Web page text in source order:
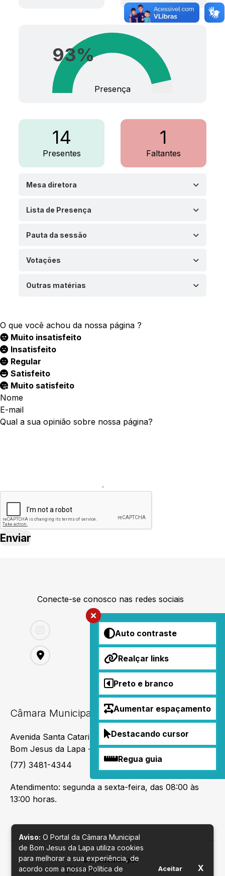
Auto contraste
Realçar links
Preto e branco
Aumentar espaçamento
Destacando cursor
Regua guia
93%
Presença
14
Presentes
1
Faltantes
Mesa diretora
Lista de Presença
Pauta da sessão
Votações
Outras matérias
O que você achou da nossa página ?
Muito insatisfeito
Insatisfeito
Regular
Satisfeito
Muito satisfeito
Nome
E-mail
Qual a sua opinião sobre nossa página?
Conecte-se conosco nas redes sociais
Câmara Municipal de Bom Jesus da Lapa
Avenida Santa Catarina,382, Bairro São João II,
Bom Jesus da Lapa - BA
(77) 3481-4344
Atendimento: segunda a sexta-feira, das 08:00 às
13:00 horas.
Desenvolvido por
Aviso: O Portal da Câmara Municipal
de Bom Jesus da Lapa utiliza cookies
para melhorar a sua experiência, de
acordo com a nossa Política de
Aceitar X